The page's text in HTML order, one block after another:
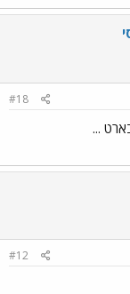
#18
...
#12